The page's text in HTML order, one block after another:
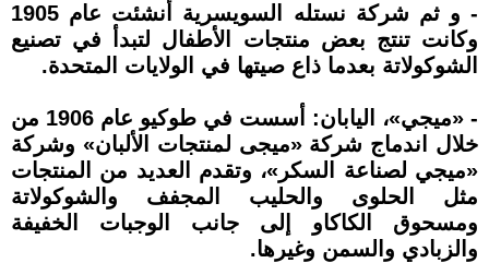
- و ثم شركة نستله السويسرية أنشئت عام 1905
وكانت تنتج بعض منتجات الأطفال لتبدأ في تصنيع
الشوكولاتة بعدما ذاع صيتها في الولايات المتحدة.
- «ميجي»، اليابان: أسست في طوكيو عام 1906 من
خلال اندماج شركة «ميجى لمنتجات الألبان» وشركة
«ميجي لصناعة السكر»، وتقدم العديد من المنتجات
مثل الحلوى والحليب المجفف والشوكولاتة
ومسحوق الكاكاو إلى جانب الوجبات الخفيفة
والزبادي والسمن وغيرها.